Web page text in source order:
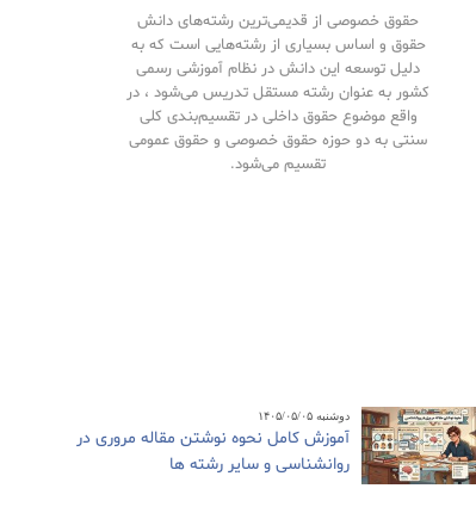
حقوق خصوصی از قدیمی‌ترین رشته‌های دانش
حقوق و اساس بسیاری از رشته‌هایی است که به
دلیل توسعه این دانش در نظام آموزشی رسمی
کشور به عنوان رشته مستقل تدریس می‌شود ، در
واقع موضوع حقوق داخلی در تقسیم‌بندی کلی
سنتی به دو حوزه حقوق خصوصی و حقوق‌ عمومی
تقسیم می‌شود.
دوشنبه ۱۴۰۵/۰۵/۰۵
آموزش کامل نحوه نوشتن مقاله مروری در
روانشناسی و سایر رشته ها